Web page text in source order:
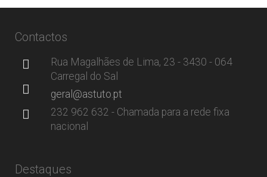
Contactos
Rua Magalhães de Lima, 23 - 3430 - 064
Carregal do Sal
geral@astuto.pt
232 962 632 - Chamada para a rede fixa
nacional
Destaques